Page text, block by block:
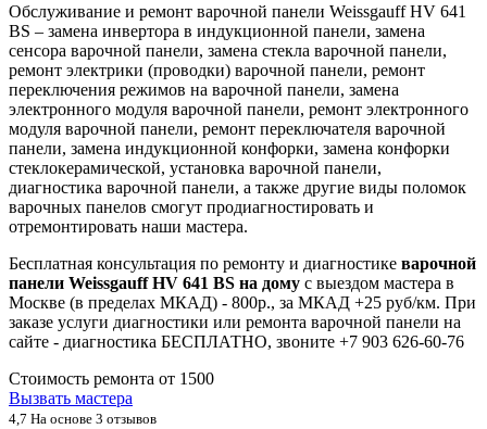
Обслуживание и ремонт варочной панели Weissgauff HV 641
BS – замена инвертора в индукционной панели, замена
сенсора варочной панели, замена стекла варочной панели,
ремонт электрики (проводки) варочной панели, ремонт
переключения режимов на варочной панели, замена
электронного модуля варочной панели, ремонт электронного
модуля варочной панели, ремонт переключателя варочной
панели, замена индукционной конфорки, замена конфорки
стеклокерамической, установка варочной панели,
диагностика варочной панели, а также другие виды поломок
варочных панелов смогут продиагностировать и
отремонтировать наши мастера.
Бесплатная консультация по ремонту и диагностике варочной
панели Weissgauff HV 641 BS на дому с выездом мастера в
Москве (в пределах МКАД) - 800р., за МКАД +25 руб/км. При
заказе услуги диагностики или ремонта варочной панели на
сайте - диагностика БЕСПЛАТНО, звоните +7 903 626-60-76
Стоимость ремонта от 1500
Вызвать мастера
4,7 На основе 3 отзывов